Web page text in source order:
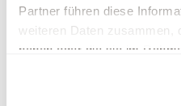
Partner führen diese
weiteren Daten zusammen,
haben oder die sie im